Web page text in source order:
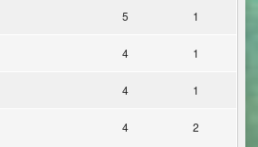
5 1
4 1
4 1
4 2